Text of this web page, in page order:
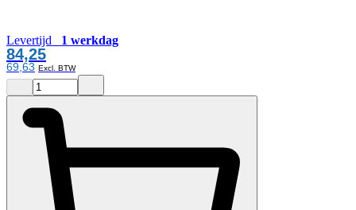
Levertijd 1 werkdag
84,25
69,63